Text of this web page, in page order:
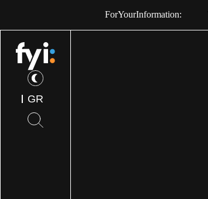
GR
ForYourInformation: